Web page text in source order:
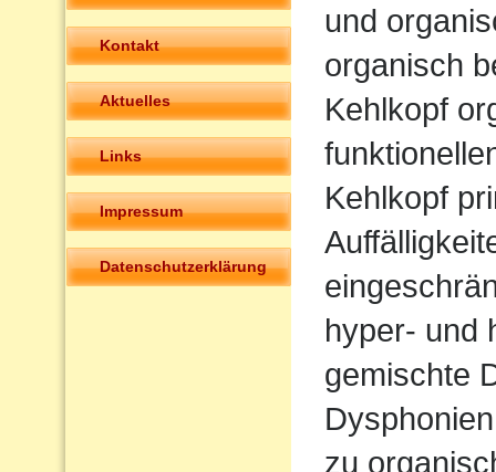
Kontakt
Aktuelles
Links
Impressum
Datenschutzerklärung
und
organisch
Kehlkopf
Kehlkopf
hyper- und
gemischte
zu